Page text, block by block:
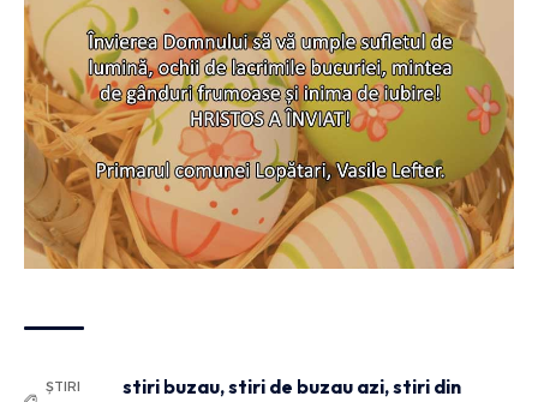
ȘTIRI
stiri buzau,stiri de buzau azi,stiri din